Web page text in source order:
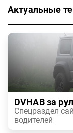
Актуальные
DVHAB за
Спецраздел
водителей